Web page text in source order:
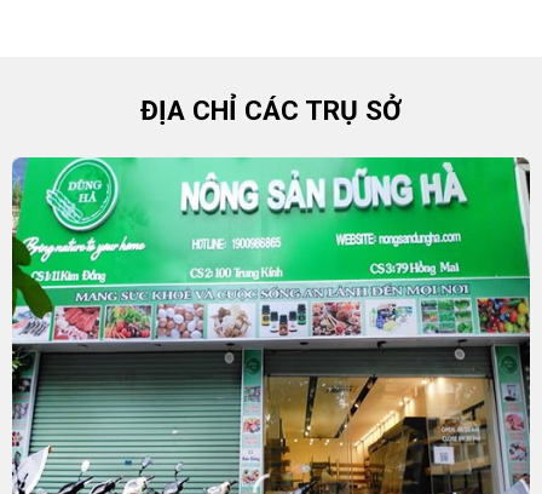
ĐỊA CHỈ CÁC TRỤ SỞ